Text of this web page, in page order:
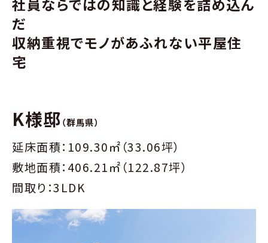
社員ならではの知識と経験を詰め込ん
だ
収納重視でモノがあふれない平屋住
宅
K様邸（群馬県）
延床面積：109.30㎡（33.06坪）
敷地面積：406.21㎡（122.87坪）
間取り：3LDK